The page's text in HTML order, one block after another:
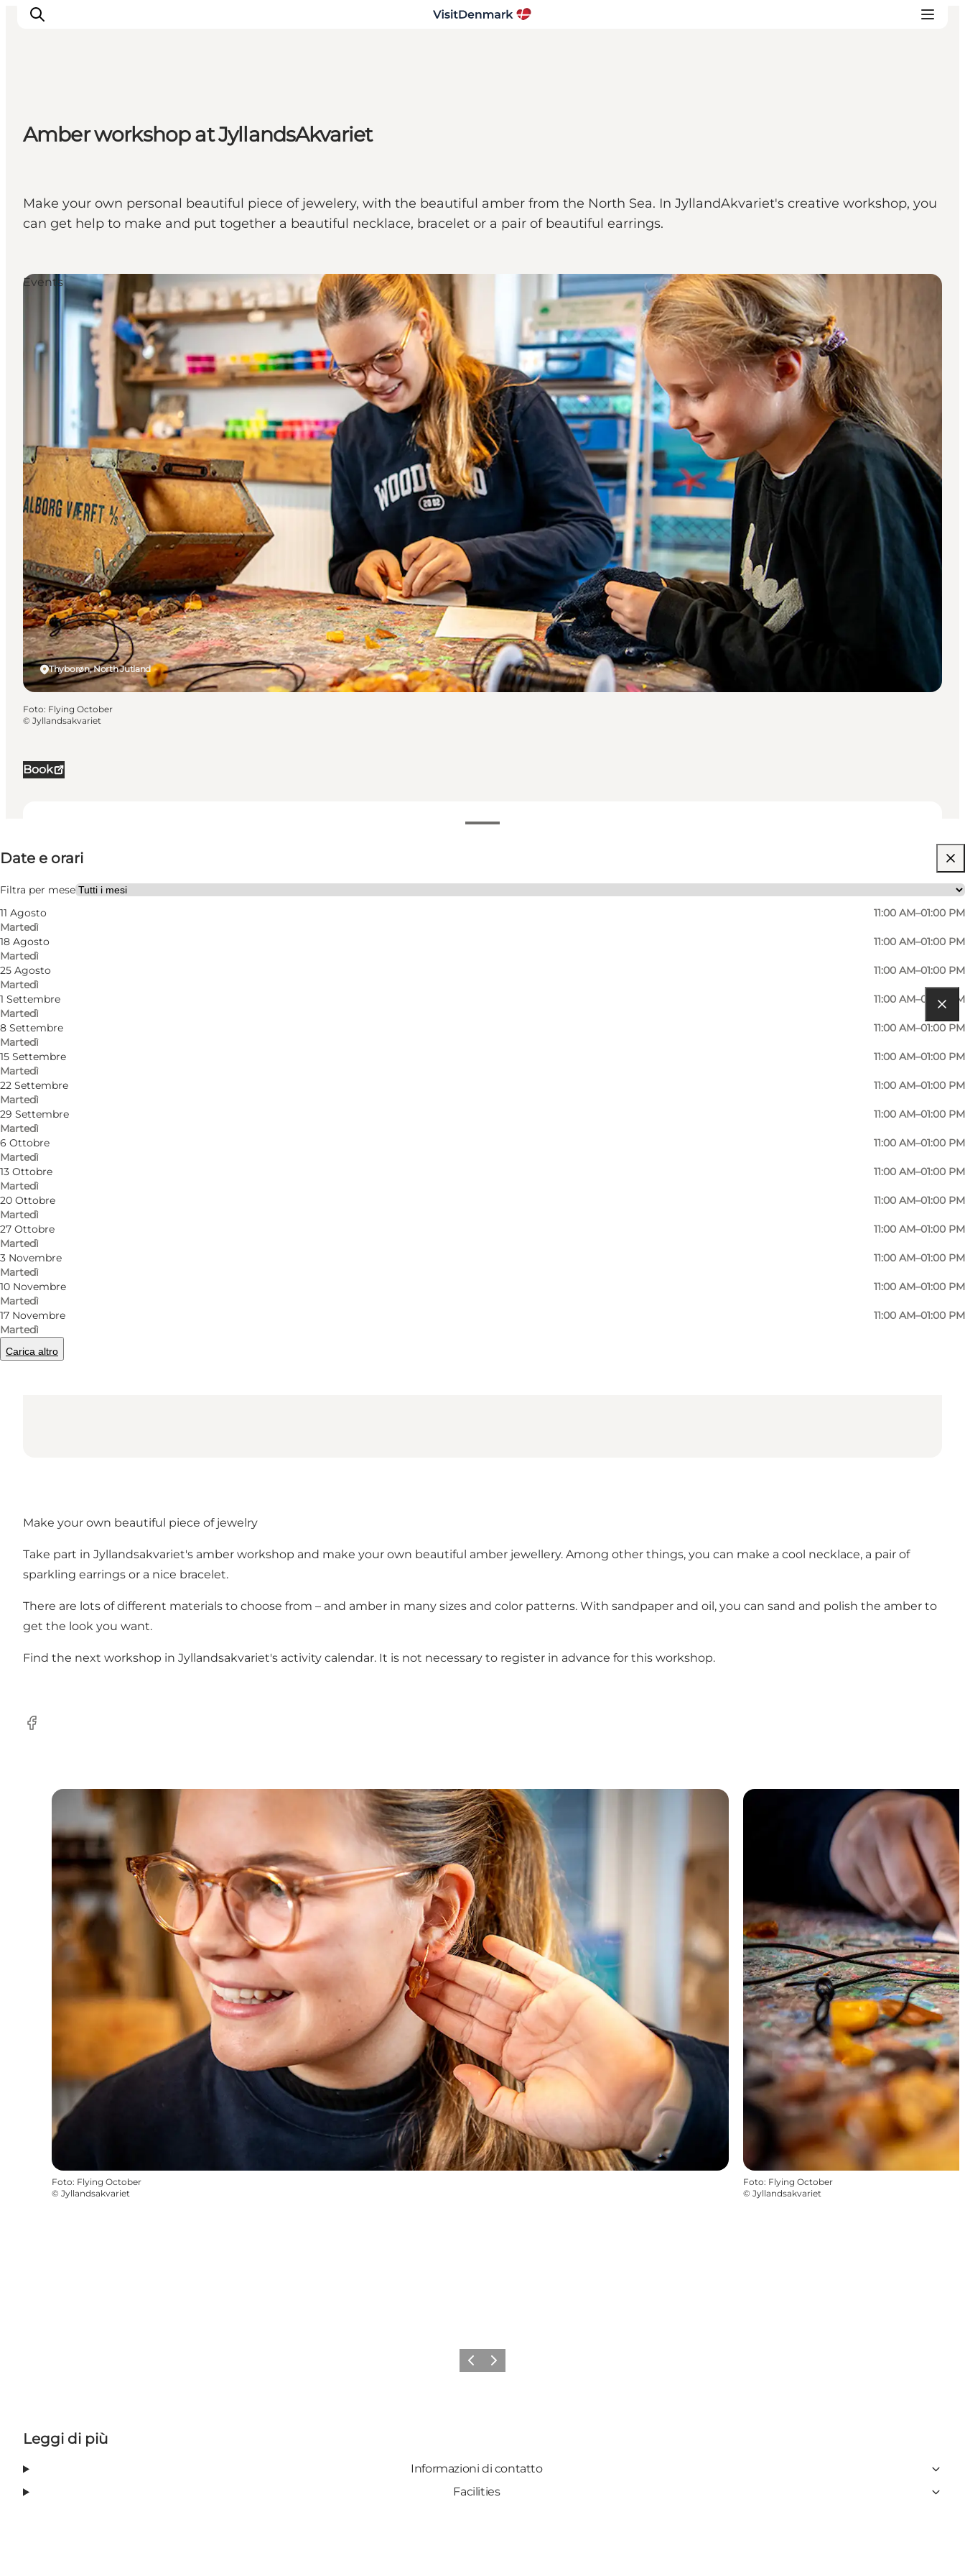
Ispirazioni
Dove andare
Pianifica il viaggio
Amber workshop at JyllandsAkvariet
Make your own personal beautiful piece of jewelery, with the beautiful amber from the North Sea. In JyllandAkvariet's creative workshop, you
can get help to make and put together a beautiful necklace, bracelet or a pair of beautiful earrings.
Book
Date e orari
Filtra per mese
11 Agosto
Martedì
11:00 AM–01:00 PM
18 Agosto
Martedì
11:00 AM–01:00 PM
25 Agosto
Martedì
11:00 AM–01:00 PM
1 Settembre
Martedì
11:00 AM–01:00 PM
8 Settembre
Martedì
11:00 AM–01:00 PM
15 Settembre
Martedì
11:00 AM–01:00 PM
22 Settembre
Martedì
11:00 AM–01:00 PM
29 Settembre
Martedì
11:00 AM–01:00 PM
6 Ottobre
Martedì
11:00 AM–01:00 PM
13 Ottobre
Martedì
11:00 AM–01:00 PM
20 Ottobre
Martedì
11:00 AM–01:00 PM
27 Ottobre
Martedì
11:00 AM–01:00 PM
3 Novembre
Martedì
11:00 AM–01:00 PM
10 Novembre
Martedì
11:00 AM–01:00 PM
17 Novembre
Martedì
11:00 AM–01:00 PM
Carica altro
Visita il sito web
Thyborøn, North Jutland
Events
Foto: Flying October
© Jyllandsakvariet
Come arrivare
Kystcentervej 10
7680 Thyborøn
Make your own beautiful piece of jewelry
Take part in Jyllandsakvariet's amber workshop and make your own beautiful amber jewellery. Among other things, you can make a cool necklace, a pair of
sparkling earrings or a nice bracelet.
There are lots of different materials to choose from – and amber in many sizes and color patterns. With sandpaper and oil, you can sand and polish the amber to
get the look you want.
Find the next workshop in Jyllandsakvariet's activity calendar. It is not necessary to register in advance for this workshop.
Facebook
Foto: Flying October
© Jyllandsakvariet
Foto: Flying October
© Jyllandsakvariet
Precedente
Avanti
Leggi di più
Informazioni di contatto
Facilities